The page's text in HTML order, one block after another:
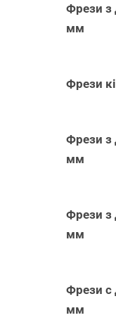
Фрези з
мм
Фрези
Фрези з
мм
Фрези з
мм
Фрези с
мм